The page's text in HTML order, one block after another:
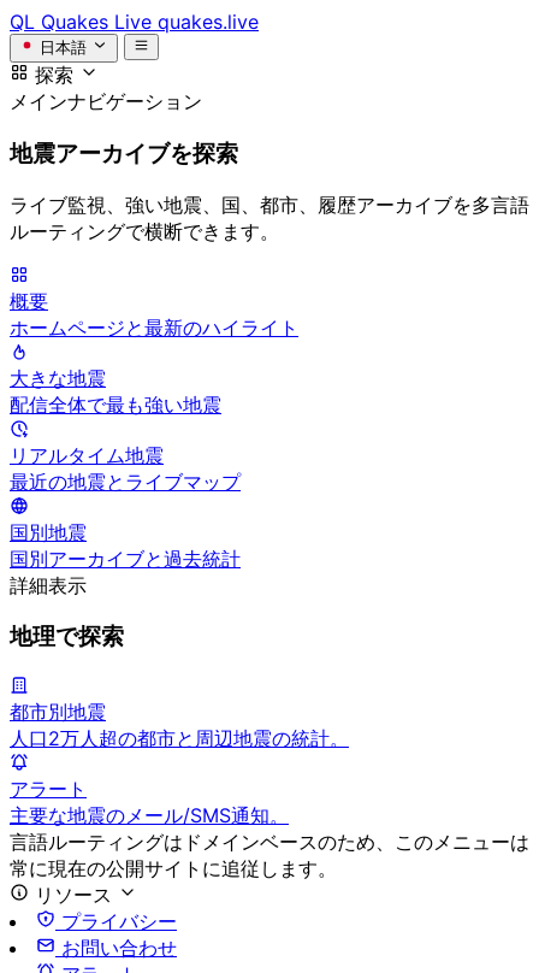
QL Quakes Live quakes.live
日本語
探索
メインナビゲーション
地震アーカイブを探索
ライブ監視、強い地震、国、都市、履歴アーカイブを多言語
ルーティングで横断できます。
概要
ホームページと最新のハイライト
大きな地震
配信全体で最も強い地震
リアルタイム地震
最近の地震とライブマップ
国別地震
国別アーカイブと過去統計
詳細表示
地理で探索
都市別地震
人口2万人超の都市と周辺地震の統計。
アラート
主要な地震のメール/SMS通知。
言語ルーティングはドメインベースのため、このメニューは
常に現在の公開サイトに追従します。
リソース
プライバシー
お問い合わせ